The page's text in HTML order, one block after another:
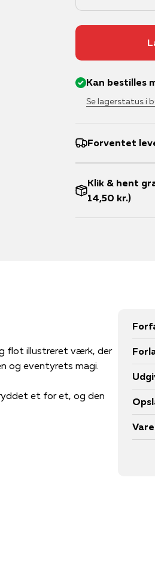
Kan bestilles
Se lagerstatus i
Forventet
Klik & hent
14,50 kr.)
flot illustreret værk, der
og eventyrets magi.
et for et, og den